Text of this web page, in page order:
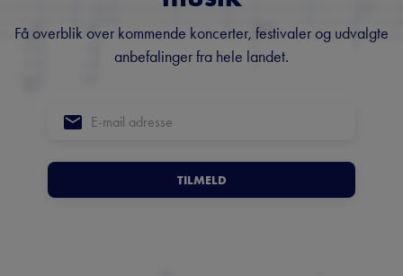
Få overblik over kommende koncerter, festivaler og udvalgte
anbefalinger fra hele landet.
TILMELD